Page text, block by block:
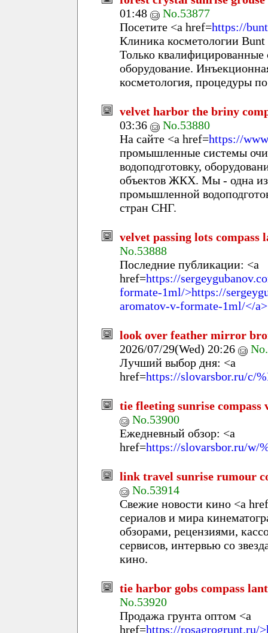
01:48
No.53877
Посетите <a href=https://
Клиника косметологии
Только
оборудование.
косметология, процедуры по
velvet harbor the briny
03:36
No.53880
На сайте <a href=https://
промышленные системы
водоподготовку,
объектов ЖКХ. Мы - одна
промышленной
стран СНГ.
velvet passing lots compass
No.53888
Последние публикации: <a
href=https://
formate-1ml/>https://
aromatov-v-formate-1ml/</a>
look over feather mirror
2026/07/29(Wed) 20:26
Лучший выбор дня: <a
href=https://slovarsbor.ru/c/
tie fleeting sunrise compass
No.53900
Ежедневный обзор: <a
href=https://slovarsbor.ru/w/
link travel sunrise rumour
No.53914
Свежие новости кино <a
сериалов и мира
обзорами, рецензиями,
сервисов, интервью со
кино.
tie harbor gobs compass
No.53920
Продажа грунта оптом <a
href=https://rosagrogrunt.ru/